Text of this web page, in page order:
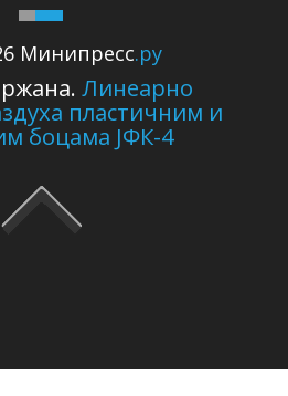
Минипресс.ру
Линеарно
пластичним и
боцама ЈФК-4